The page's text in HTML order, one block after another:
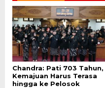
Chandra: Pati 703 Tahun,
Kemajuan Harus Terasa
hingga ke Pelosok